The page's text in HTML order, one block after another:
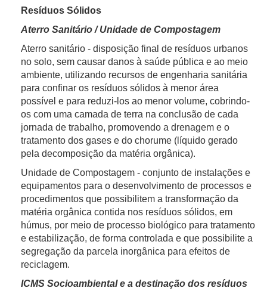
Resíduos Sólidos
Aterro Sanitário / Unidade de Compostagem
Aterro sanitário - disposição final de resíduos urbanos
no solo, sem causar danos à saúde pública e ao meio
ambiente, utilizando recursos de engenharia sanitária
para confinar os resíduos sólidos à menor área
possível e para reduzi-los ao menor volume, cobrindo-
os com uma camada de terra na conclusão de cada
jornada de trabalho, promovendo a drenagem e o
tratamento dos gases e do chorume (líquido gerado
pela decomposição da matéria orgânica).
Unidade de Compostagem - conjunto de instalações e
equipamentos para o desenvolvimento de processos e
procedimentos que possibilitem a transformação da
matéria orgânica contida nos resíduos sólidos, em
húmus, por meio de processo biológico para tratamento
e estabilização, de forma controlada e que possibilite a
segregação da parcela inorgânica para efeitos de
reciclagem.
ICMS Socioambiental e a destinação dos resíduos